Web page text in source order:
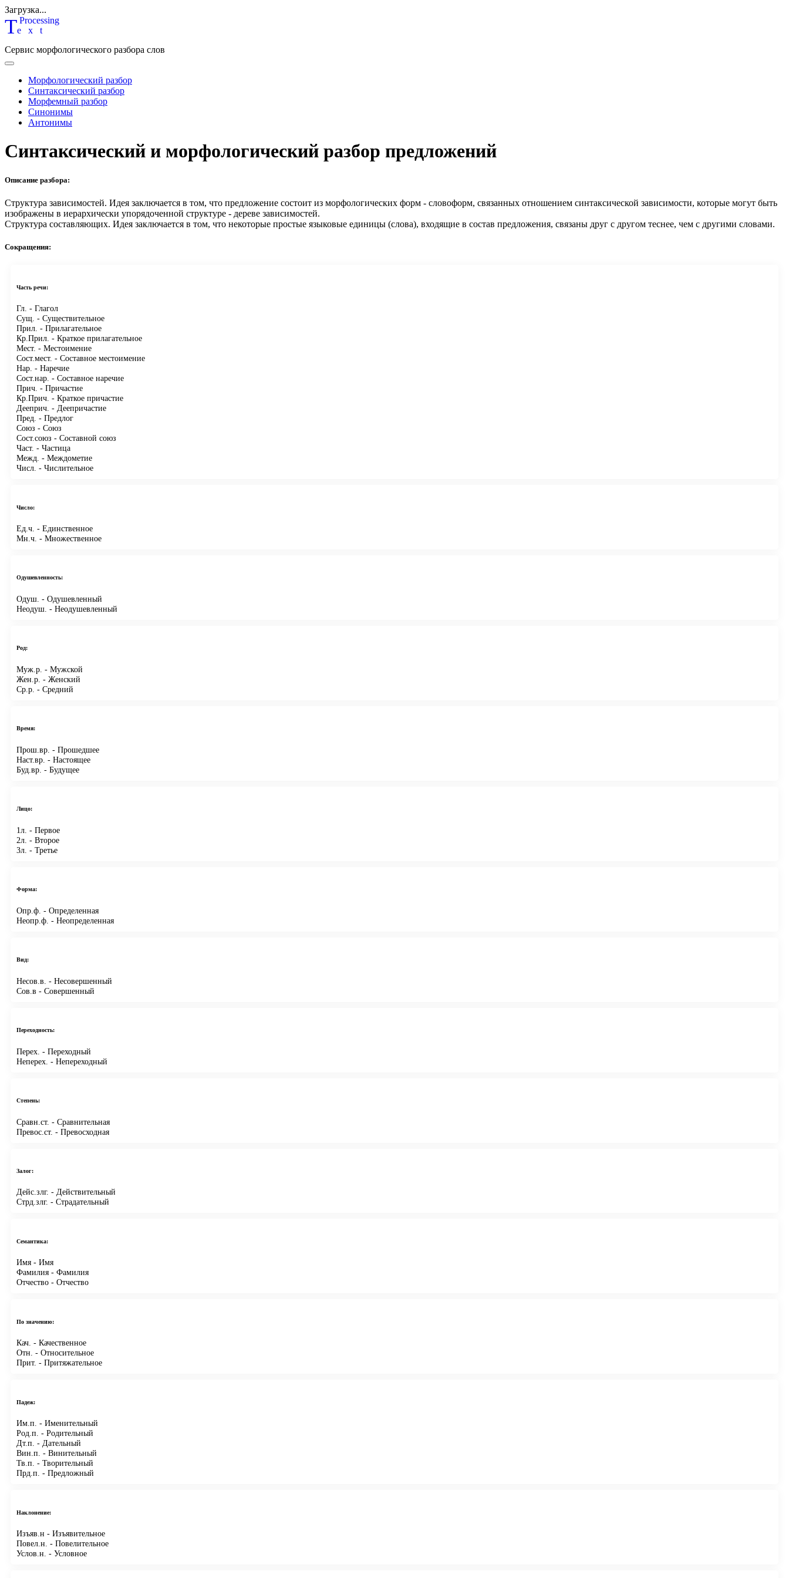
Загрузка...
Text
Processing
Сервис морфологического разбора слов
Морфологический разбор
Синтаксический разбор
Морфемный разбор
Синонимы
Антонимы
Синтаксический и морфологический разбор предложений
Описание разбора:
Структура зависимостей. Идея заключается в том, что предложение состоит из морфологических форм - словоформ, связанных отношением синтаксической зависимости, которые могут быть
изображены в иерархически упорядоченной структуре - дереве зависимостей.
Структура составляющих. Идея заключается в том, что некоторые простые языковые единицы (слова), входящие в состав предложения, связаны друг с другом теснее, чем с другими словами.
Сокращения:
Часть речи:
Гл. - Глагол
Сущ. - Существительное
Прил. - Прилагательное
Кр.Прил. - Краткое прилагательное
Мест. - Местоимение
Сост.мест. - Составное местоимение
Нар. - Наречие
Сост.нар. - Составное наречие
Прич. - Причастие
Кр.Прич. - Краткое причастие
Дееприч. - Деепричастие
Пред. - Предлог
Союз - Союз
Сост.союз - Составной союз
Част. - Частица
Межд. - Междометие
Числ. - Числительное
Число:
Ед.ч. - Единственное
Мн.ч. - Множественное
Одушевленность:
Одуш. - Одушевленный
Неодуш. - Неодушевленный
Род:
Муж.р. - Мужской
Жен.р. - Женский
Ср.р. - Средний
Время:
Прош.вр. - Прошедшее
Наст.вр. - Настоящее
Буд.вр. - Будущее
Лицо:
1л. - Первое
2л. - Второе
3л. - Третье
Форма:
Опр.ф. - Определенная
Неопр.ф. - Неопределенная
Вид:
Несов.в. - Несовершенный
Сов.в - Совершенный
Переходность:
Перех. - Переходный
Неперех. - Непереходный
Степень:
Сравн.ст. - Сравнительная
Превос.ст. - Превосходная
Залог:
Дейс.злг. - Действительный
Стрд.злг. - Страдательный
Семантика:
Имя - Имя
Фамилия - Фамилия
Отчество - Отчество
По значению:
Кач. - Качественное
Отн. - Относительное
Прит. - Притяжательное
Падеж:
Им.п. - Именительный
Род.п. - Родительный
Дт.п. - Дательный
Вин.п. - Винительный
Тв.п. - Творительный
Прд.п. - Предложный
Наклонение:
Изъяв.н - Изъявительное
Повел.н. - Повелительное
Услов.н. - Условное